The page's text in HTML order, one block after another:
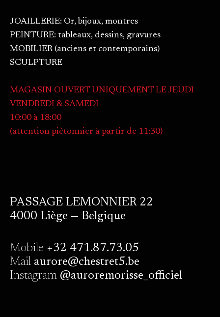
JOAILLERIE: Or, bijoux, montres
PEINTURE: tableaux, dessins, gravures
MOBILIER (anciens et contemporains)
SCULPTURE
MAGASIN OUVERT UNIQUEMENT LE JEUDI
VENDREDI & SAMEDI
10:00 à 18:00
(attention piétonnier à partir de 11:30)
PASSAGE LEMONNIER 22
4000 Liège — Belgique
Mobile +32 471.87.73.05
Mailaurore@chestret5.be
Instagram@auroremorisse_officiel